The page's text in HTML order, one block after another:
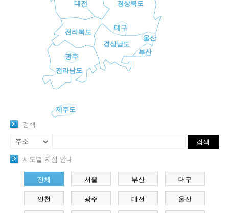
대전
경상북도
전라북도
대구
울산
경상남도
전라남도
광주 부산
제주도
검색
검색
시도별 지점 안내
전체 서울 부산 대구
인천 광주 대전 울산